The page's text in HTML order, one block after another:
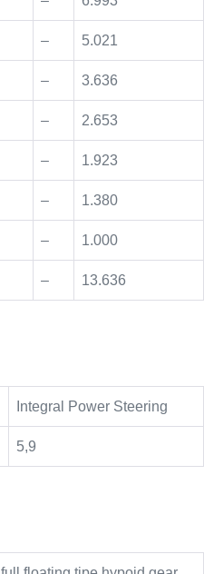
– 5.021
– 3.636
– 2.653
– 1.923
– 1.380
– 1.000
– 13.636
Integral Power Steering
5,9